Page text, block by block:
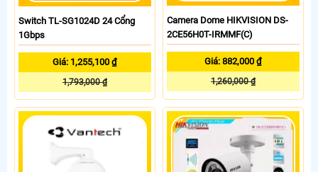
Switch TL-SG1024D 24 Cổng
1Gbps
Giá: 1,255,100 ₫
1,793,000 ₫
Camera Dome HIKVISION DS-
2CE56H0T-IRMMF(C)
Giá: 882,000 ₫
1,260,000 ₫